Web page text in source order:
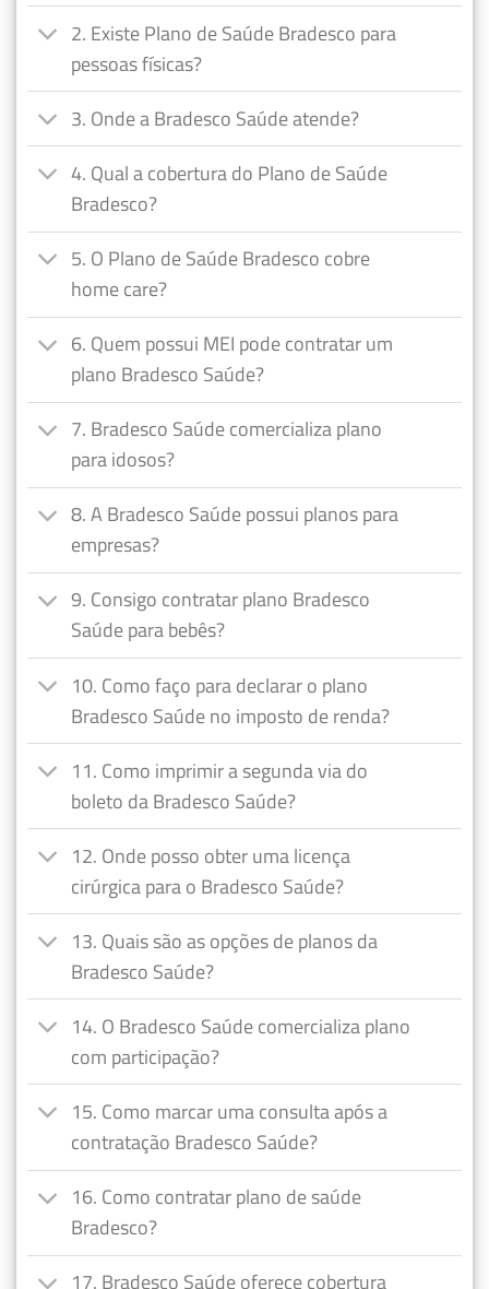
2. Existe Plano de Saúde Bradesco para
pessoas físicas?
3. Onde a Bradesco Saúde atende?
4. Qual a cobertura do Plano de Saúde
Bradesco?
5. O Plano de Saúde Bradesco cobre
home care?
6. Quem possui MEI pode contratar um
plano Bradesco Saúde?
7. Bradesco Saúde comercializa plano
para idosos?
8. A Bradesco Saúde possui planos para
empresas?
9. Consigo contratar plano Bradesco
Saúde para bebês?
10. Como faço para declarar o plano
Bradesco Saúde no imposto de renda?
11. Como imprimir a segunda via do
boleto da Bradesco Saúde?
12. Onde posso obter uma licença
cirúrgica para o Bradesco Saúde?
13. Quais são as opções de planos da
Bradesco Saúde?
14. O Bradesco Saúde comercializa plano
com participação?
15. Como marcar uma consulta após a
contratação Bradesco Saúde?
16. Como contratar plano de saúde
Bradesco?
17. Bradesco Saúde oferece cobertura